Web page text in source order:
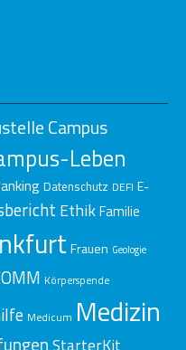
Campus
Leben
Datenschutz DEFI E-
EthikFamilie
Frauen Geologie
Körperspende
Medicum Medizin
StarterKit